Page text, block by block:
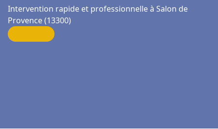
Intervention rapide et professionnelle à Salon de
Provence (13300)